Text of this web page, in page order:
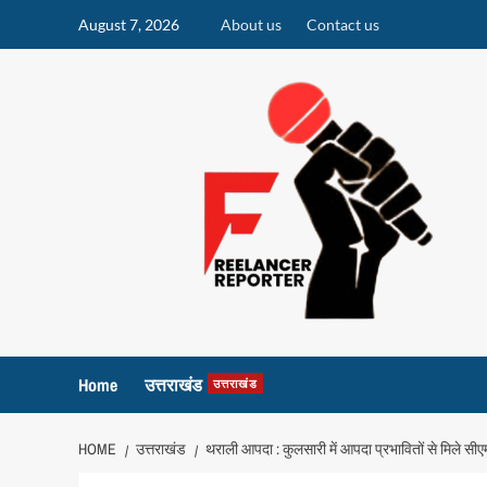
August 7, 2026 About us Contact us
Home उत्तराखंड उत्तराखंड
HOME उत्तराखंड थराली आपदा : कुलसारी में आपदा प्रभावितों से मिले